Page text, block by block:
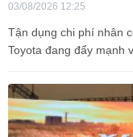
03/08/2026 12:25
Tận dụng chi phí nhân
Toyota đang đẩy mạnh